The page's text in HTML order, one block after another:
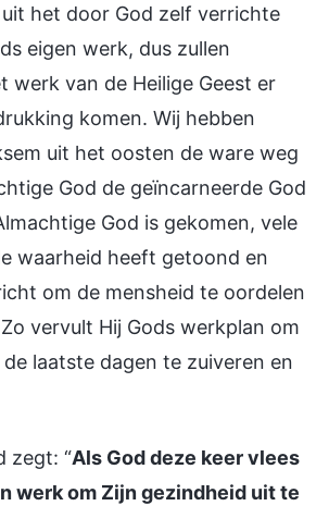
het door God zelf verrichte
eigen werk, dus zullen
werk van de Heilige Geest er
komen. Wij hebben
uit het oosten de ware weg
God de geïncarneerde God
God is gekomen, vele
waarheid heeft getoond en
om de mensheid te oordelen
vervult Hij Gods werkplan om
laatste dagen te zuiveren en
zegt: “Als God deze keer vlees
werk om Zijn gezindheid uit te